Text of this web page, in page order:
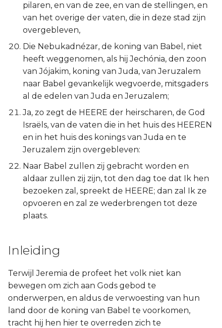
pilaren, en van de zee, en van de stellingen, en
van het overige der vaten, die in deze stad zijn
overgebleven,
Die Nebukadnézar, de koning van Babel, niet
heeft weggenomen, als hij Jechónia, den zoon
van Jójakim, koning van Juda, van Jeruzalem
naar Babel gevankelijk wegvoerde, mitsgaders
al de edelen van Juda en Jeruzalem;
Ja, zo zegt de HEERE der heirscharen, de God
Israëls, van de vaten die in het huis des HEEREN
en in het huis des konings van Juda en te
Jeruzalem zijn overgebleven:
Naar Babel zullen zij gebracht worden en
aldaar zullen zij zijn, tot den dag toe dat Ik hen
bezoeken zal, spreekt de HEERE; dan zal Ik ze
opvoeren en zal ze wederbrengen tot deze
plaats.
Inleiding
Terwijl Jeremia de profeet het volk niet kan
bewegen om zich aan Gods gebod te
onderwerpen, en aldus de verwoesting van hun
land door de koning van Babel te voorkomen,
tracht hij hen hier te overreden zich te